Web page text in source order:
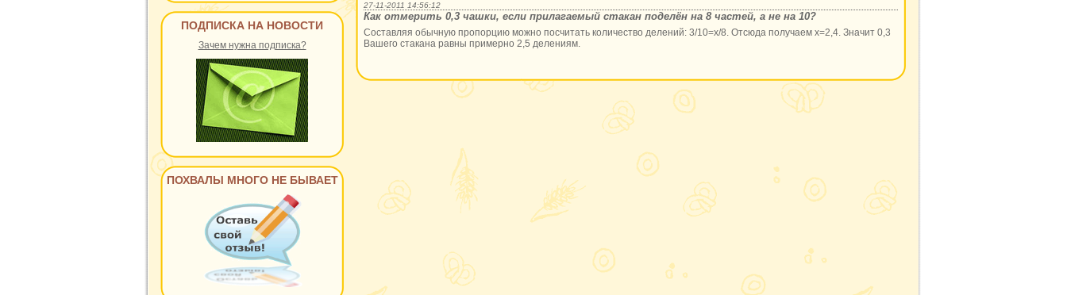
ПОДПИСКА НА НОВОСТИ
Зачем нужна подписка?
ПОХВАЛЫ МНОГО НЕ БЫВАЕТ
27-11-2011 14:56:12
Как отмерить 0,3 чашки, если прилагаемый стакан поделён на 8 частей, а не на 10?
Составляя обычную пропорцию можно посчитать количество делений: 3/10=х/8. Отсюда получаем х=2,4. Значит 0,3
Вашего стакана равны примерно 2,5 делениям.